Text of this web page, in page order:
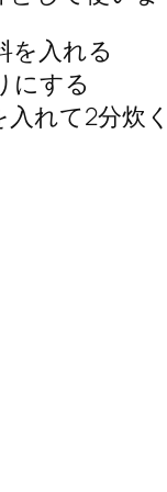
入れる
にする
れて2分炊く